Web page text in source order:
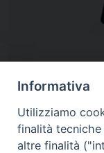
Informativa
Utilizziamo
finalità
altre finalità